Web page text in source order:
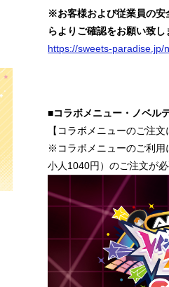
※お客様および従業員の安
らよりご確認をお願い致し
https://sweets-paradise.jp/
■コラボメニュー・ノベル
【コラボメニューのご注文
※コラボメニューのご利用
小人1040円）のご注文が必